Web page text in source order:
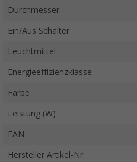
Durchmesser
Ein/Aus Schalter
Leuchtmittel
Energieeffizienzklasse
Farbe
Leistung (W)
EAN
Hersteller Artikel-Nr.